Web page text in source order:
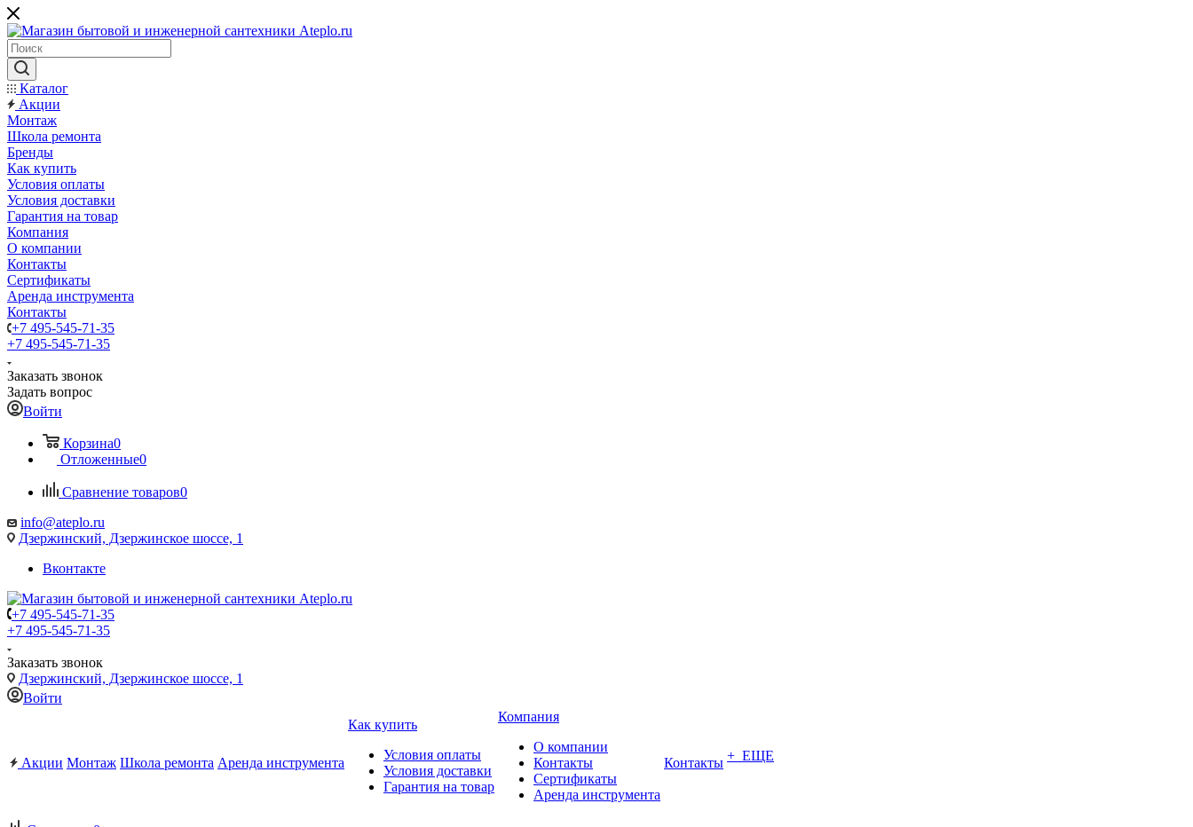
Каталог
Акции
Монтаж
Школа ремонта
Бренды
Как купить
Условия оплаты
Условия доставки
Гарантия на товар
Компания
О компании
Контакты
Сертификаты
Аренда инструмента
Контакты
+7 495-545-71-35
+7 495-545-71-35
Заказать звонок
Задать вопрос
Войти
Корзина0
Отложенные0
Сравнение товаров0
info@ateplo.ru
Дзержинский, Дзержинское шоссе, 1
Вконтакте
+7 495-545-71-35
+7 495-545-71-35
Заказать звонок
Дзержинский, Дзержинское шоссе, 1
Войти
Акции Монтаж Школа ремонта Аренда инструмента
Как купить
Условия оплаты
Условия доставки
Гарантия на товар
Компания
О компании
Контакты
Сертификаты
Аренда инструмента
Контакты + ЕЩЕ